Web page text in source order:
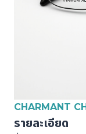
CHARMANT
รายละเอียด